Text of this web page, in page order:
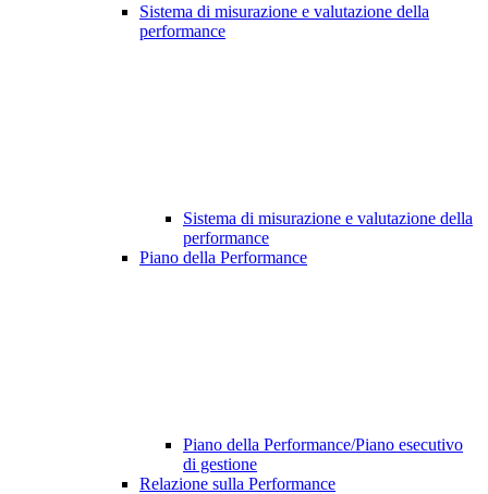
Sistema di misurazione e valutazione della
performance
Sistema di misurazione e valutazione della
performance
Piano della Performance
Piano della Performance/Piano esecutivo
di gestione
Relazione sulla Performance